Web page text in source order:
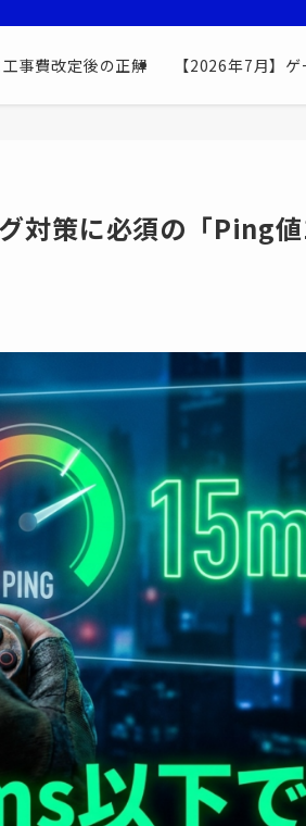
事費改定後の正解 【2026年7月】
対策に必須の「Ping